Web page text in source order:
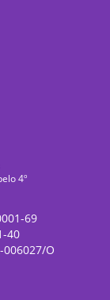
4º
69
40
O